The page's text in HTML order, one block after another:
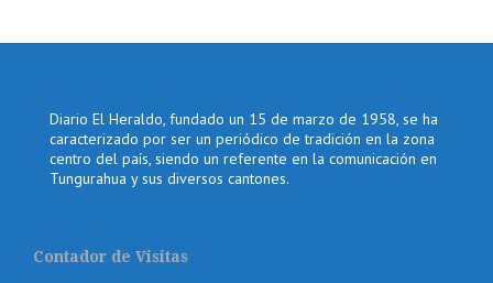
Diario El Heraldo, fundado un 15 de marzo de 1958, se ha
caracterizado por ser un periódico de tradición en la zona
centro del país, siendo un referente en la comunicación en
Tungurahua y sus diversos cantones.
Contador de Visitas